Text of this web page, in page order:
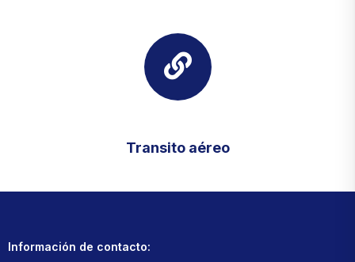
Transito aéreo
Información de contacto: